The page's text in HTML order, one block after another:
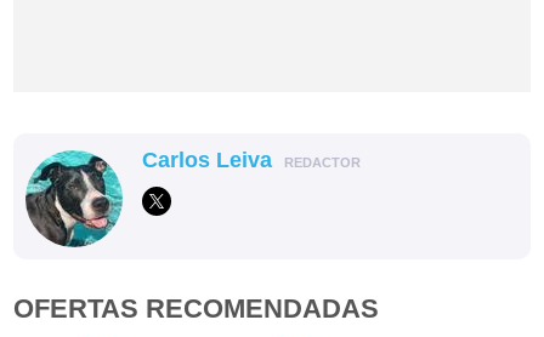
Carlos Leiva REDACTOR
OFERTAS RECOMENDADAS